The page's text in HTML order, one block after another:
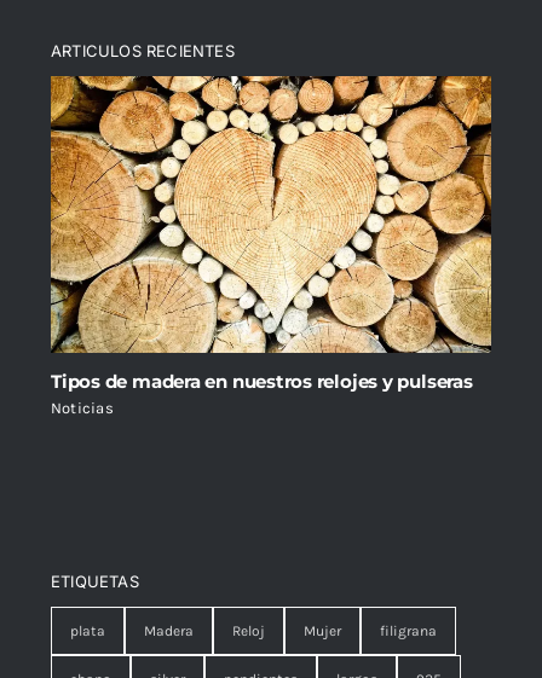
ARTICULOS RECIENTES
Tipos de madera en nuestros relojes y pulseras
Noticias
ETIQUETAS
plata Madera Reloj Mujer filigrana